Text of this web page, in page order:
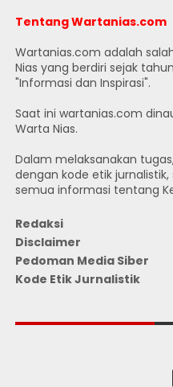
Tentang Wartanias.com
Wartanias.com adalah
Nias yang berdiri sejak
"Informasi dan Inspirasi".
Saat ini wartanias.com
Warta Nias.
Dalam melaksanakan
dengan kode etik
semua informasi tentang
Redaksi
Disclaimer
Pedoman Media Siber
Kode Etik Jurnalistik